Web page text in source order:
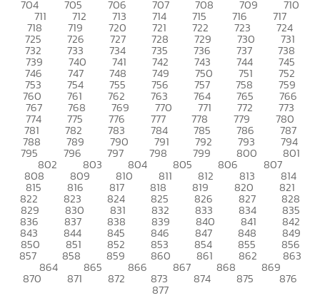
704 705 706 707 708 709 710
711 712 713 714 715 716 717
718 719 720 721 722 723 724
725 726 727 728 729 730 731
732 733 734 735 736 737 738
739 740 741 742 743 744 745
746 747 748 749 750 751 752
753 754 755 756 757 758 759
760 761 762 763 764 765 766
767 768 769 770 771 772 773
774 775 776 777 778 779 780
781 782 783 784 785 786 787
788 789 790 791 792 793 794
795 796 797 798 799 800 801
802 803 804 805 806 807
808 809 810 811 812 813 814
815 816 817 818 819 820 821
822 823 824 825 826 827 828
829 830 831 832 833 834 835
836 837 838 839 840 841 842
843 844 845 846 847 848 849
850 851 852 853 854 855 856
857 858 859 860 861 862 863
864 865 866 867 868 869
870 871 872 873 874 875 876
877